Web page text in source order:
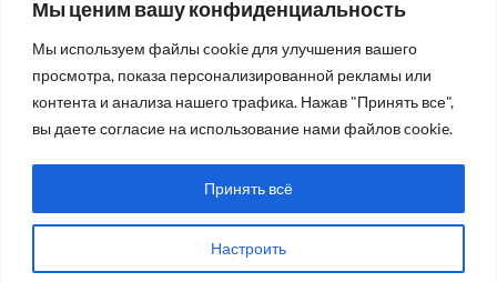
Мы ценим вашу конфиденциальность
Мы используем файлы cookie для улучшения вашего
просмотра, показа персонализированной рекламы или
контента и анализа нашего трафика. Нажав "Принять все",
вы даете согласие на использование нами файлов cookie.
Настроить
Принять всё
Правила поведения на сайте
Реклама
Старый HTML сайт